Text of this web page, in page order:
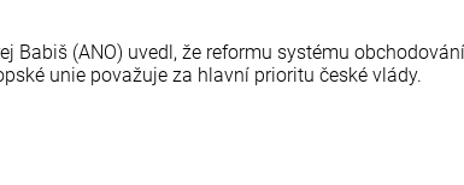
Babiš (ANO) uvedl, že reformu systému
unie považuje za hlavní prioritu české vlády.